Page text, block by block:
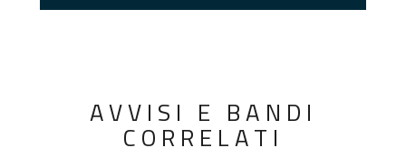
AVVISI E BANDI
CORRELATI